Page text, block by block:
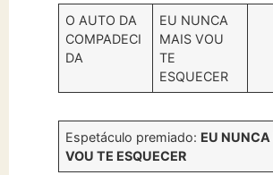
O AUTO DA
COMPADECI
DA
EU NUNCA
MAIS VOU
TE
ESQUECER
Espetáculo premiado: EU
VOU TE ESQUECER